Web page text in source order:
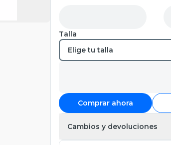
Talla
Comprar ahora
Cambios y devoluciones